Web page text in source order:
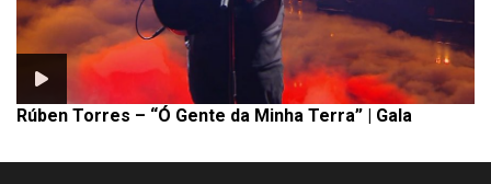
Rúben Torres – “Ó Gente da Minha Terra” | Gala